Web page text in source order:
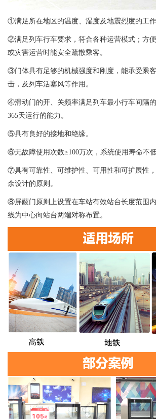
①满足所在地区的温度、湿度及地震烈度的工作
②满足列车行车要求，符合各种运营模式；方
或灾害运营时能安全疏散乘客。
③门体具有足够的机械强度和刚度，能承受乘
击，及列车活塞风等作用。
④滑动门的开、关频率满足列车最小行车间隔
365天运行的能力。
⑤具有良好的接地和绝缘。
⑥无故障使用次数≥100万次，系统使用寿命不低
⑦具有可靠性、可维护性、可用性和可扩展性
余设计的原则。
⑧屏蔽门原则上设置在车站有效站台长度范围
线为中心向站台两端对称布置。